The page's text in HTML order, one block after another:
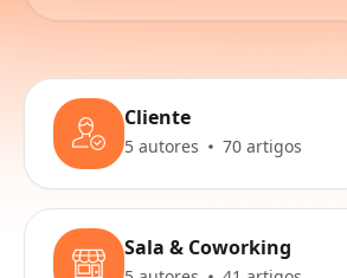
Cliente
5 autores 70 artigos
Sala & Coworking